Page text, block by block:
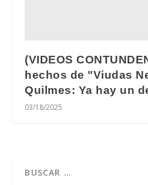
(VIDEOS
hechos de "Viudas
Quilmes: Ya hay un
03/18/2025